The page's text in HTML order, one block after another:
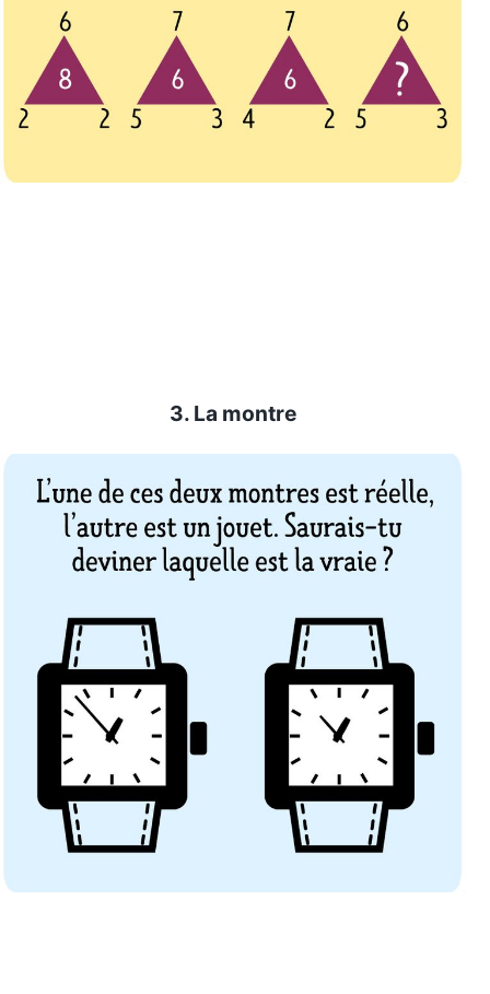
3. La montre